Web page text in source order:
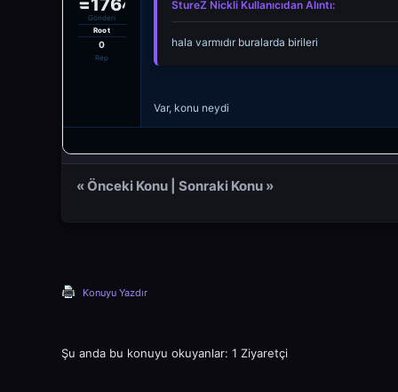
dateline=1764011014
Gönderi
Root
0
Rep
StureZ Nickli Kullanıcıdan Alıntı:
hala varmıdır buralarda birileri
Var, konu neydi
«Önceki Konu Sonraki Konu »
Konuyu Yazdır
Şu anda bu konuyu okuyanlar: 1 Ziyaretçi